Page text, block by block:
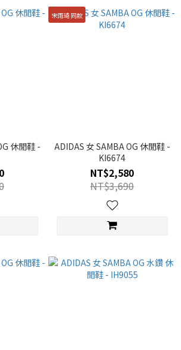
休閒鞋 -
宋雨琦 同款
ADIDAS 女 SAMBA OG 休閒鞋 -
KI6674
NT$2,580
NT$3,690